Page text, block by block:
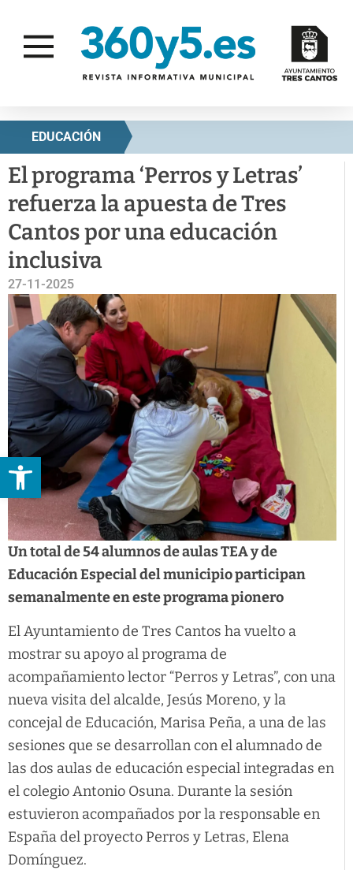
Abrir barra de herramientas
EDUCACIÓN
El programa ‘Perros y Letras’
refuerza la apuesta de Tres
Cantos por una educación
inclusiva
27-11-2025
Un total de 54 alumnos de aulas TEA y de
Educación Especial del municipio participan
semanalmente en este programa pionero
El Ayuntamiento de Tres Cantos ha vuelto a
mostrar su apoyo al programa de
acompañamiento lector “Perros y Letras”, con una
nueva visita del alcalde, Jesús Moreno, y la
concejal de Educación, Marisa Peña, a una de las
sesiones que se desarrollan con el alumnado de
las dos aulas de educación especial integradas en
el colegio Antonio Osuna. Durante la sesión
estuvieron acompañados por la responsable en
España del proyecto Perros y Letras, Elena
Domínguez.